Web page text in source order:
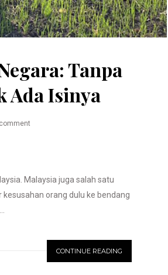
Tanpa
Ada Isinya
Malaysia juga salah satu
kesusahan orang dulu ke bendang
CONTINUE READING